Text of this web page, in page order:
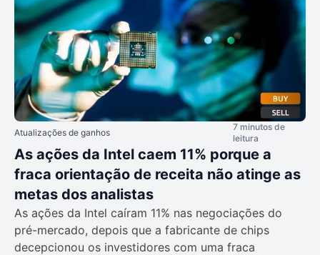
Atualizações de ganhos
7 minutos de
leitura
As ações da Intel caem 11% porque a
fraca orientação de receita não atinge as
metas dos analistas
As ações da Intel caíram 11% nas negociações do
pré-mercado, depois que a fabricante de chips
decepcionou os investidores com uma fraca